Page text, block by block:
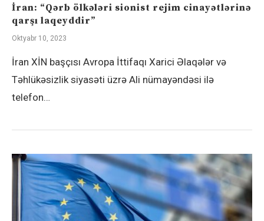
İran: “Qərb ölkələri sionist rejim cinayətlərinə
qarşı laqeyddir”
Oktyabr 10, 2023
İran XİN başçısı Avropa İttifaqı Xarici Əlaqələr və
Təhlükəsizlik siyasəti üzrə Ali nümayəndəsi ilə
telefon…